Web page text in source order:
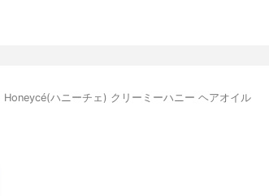
Honeycé(ハニーチェ) クリーミーハニー ヘアオイル